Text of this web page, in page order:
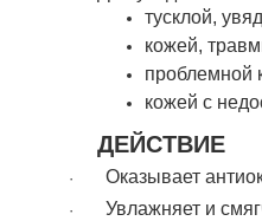
тусклой,
кожей,
проблемной
кожей с
ДЕЙСТВИЕ
· Оказывает
· Увлажняет и